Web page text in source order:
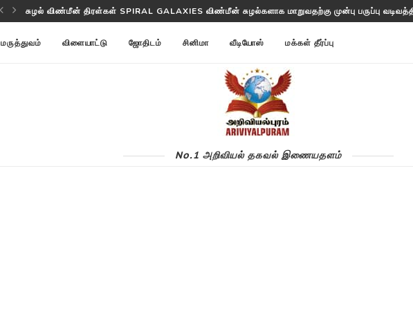
சுழல் விண்மீன் திரள்கள் SPIRAL GALAXIES விண்மீன் சுழல்களாக மாறுவதற்கு முன்பு பருப்பு
மருத்துவம் விளையாட்டு ஜோதிடம் சினிமா வீடியோஸ் மக்கள் தீர்ப்பு
No.1 அறிவியல் தகவல் இணையதளம்